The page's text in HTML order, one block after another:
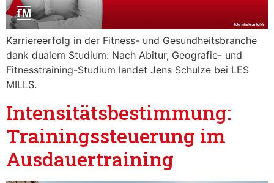
Karriereerfolg in der Fitness- und Gesundheitsbranche
dank dualem Studium: Nach Abitur, Geografie- und
Fitnesstraining-Studium landet Jens Schulze bei LES
MILLS.
Intensitätsbestimmung:
Trainingssteuerung im
Ausdauertraining